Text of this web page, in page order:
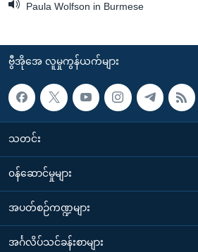
Paula Wolfson in Burmese
ဗွီအိုအေ လူမှုကွန်ယက်များ
သတင်း
၀န်ဆောင်မှုများ
အပတ်စဉ်ကဏ္ဍများ
အင်္ဂလိပ်သင်ခန်းစာများ